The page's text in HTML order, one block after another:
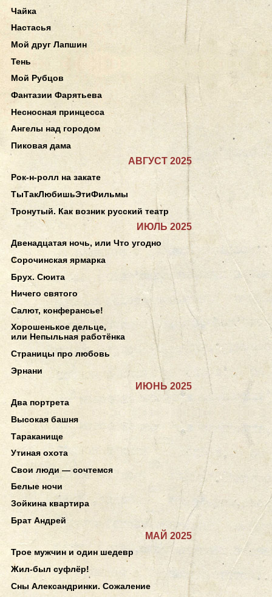
Чайка
Настасья
Мой друг Лапшин
Тень
Мой Рубцов
Фантазии Фарятьева
Несносная принцесса
Ангелы над городом
Пиковая дама
АВГУСТ 2025
Рок-н-ролл на закате
ТыТакЛюбишьЭтиФильмы
Тронутый. Как возник русский театр
ИЮЛЬ 2025
Двенадцатая ночь, или Что угодно
Сорочинская ярмарка
Брух. Сюита
Ничего святого
Салют, конферансье!
Хорошенькое дельце,
или Непыльная работёнка
Страницы про любовь
Эрнани
ИЮНЬ 2025
Два портрета
Высокая башня
Тараканище
Утиная охота
Свои люди — сочтемся
Белые ночи
Зойкина квартира
Брат Андрей
МАЙ 2025
Трое мужчин и один шедевр
Жил-был суфлёр!
Сны Александринки. Сожаление